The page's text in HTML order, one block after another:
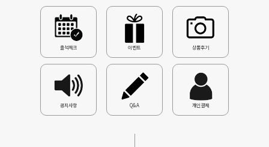
출석체크 이벤트 상품후기
공지사항 Q&A 개인결제